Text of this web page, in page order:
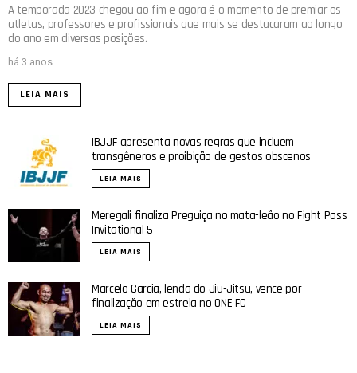
A temporada 2023 chegou ao fim e agora é o momento de premiar os
atletas, professores e profissionais que mais se destacaram ao longo
do ano em diversas posições.
há 3 anos
LEIA MAIS
IBJJF apresenta novas regras que incluem
transgêneros e proibição de gestos obscenos
LEIA MAIS
Meregali finaliza Preguiça no mata-leão no Fight Pass
Invitational 5
LEIA MAIS
Marcelo Garcia, lenda do Jiu-Jitsu, vence por
finalização em estreia no ONE FC
LEIA MAIS